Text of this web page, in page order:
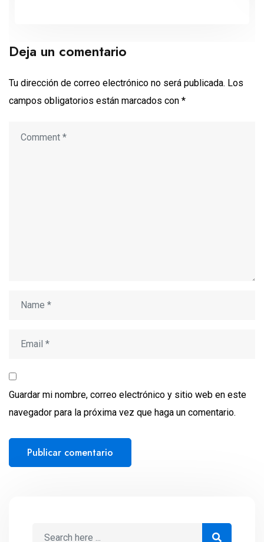
Deja un comentario
Tu dirección de correo electrónico no será publicada. Los
campos obligatorios están marcados con *
Guardar mi nombre, correo electrónico y sitio web en este
navegador para la próxima vez que haga un comentario.